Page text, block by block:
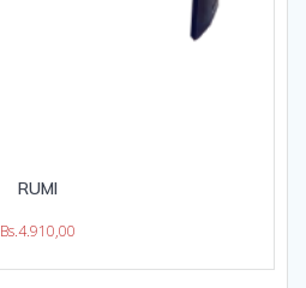
RUMI
Bs.4.910,00